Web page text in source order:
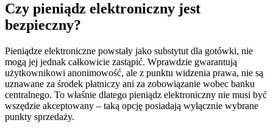
Czy pieniądz elektroniczny jest
bezpieczny?
Pieniądze elektroniczne powstały jako substytut dla gotówki, nie
mogą jej jednak całkowicie zastąpić. Wprawdzie gwarantują
użytkownikowi anonimowość, ale z punktu widzenia prawa, nie są
uznawane za środek płatniczy ani za zobowiązanie wobec banku
centralnego. To właśnie dlatego pieniądz elektroniczny nie musi być
wszędzie akceptowany – taką opcję posiadają wyłącznie wybrane
punkty sprzedaży.